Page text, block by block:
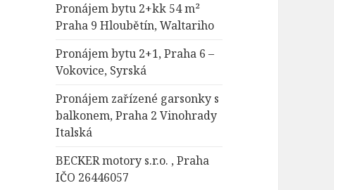
Pronájem bytu 2+kk 54 m²
Praha 9 Hloubětín, Waltariho
Pronájem bytu 2+1, Praha 6 –
Vokovice, Syrská
Pronájem zařízené garsonky s
balkonem, Praha 2 Vinohrady
Italská
BECKER motory s.r.o. , Praha
IČO 26446057